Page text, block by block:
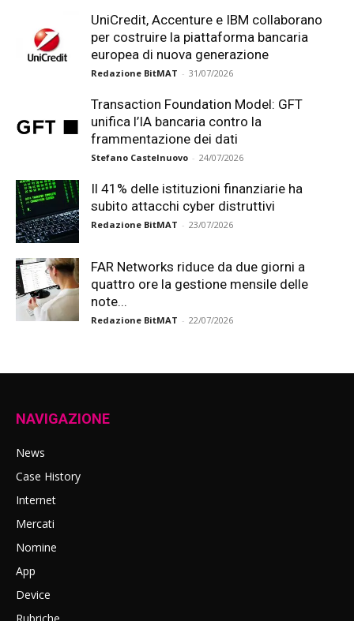
UniCredit, Accenture e IBM collaborano
per costruire la piattaforma bancaria
europea di nuova generazione
Redazione BitMAT - 31/07/2026
Transaction Foundation Model: GFT
unifica l’IA bancaria contro la
frammentazione dei dati
Stefano Castelnuovo - 24/07/2026
Il 41% delle istituzioni finanziarie ha
subito attacchi cyber distruttivi
Redazione BitMAT - 23/07/2026
FAR Networks riduce da due giorni a
quattro ore la gestione mensile delle
note...
Redazione BitMAT - 22/07/2026
NAVIGAZIONE
News
Case History
Internet
Mercati
Nomine
App
Device